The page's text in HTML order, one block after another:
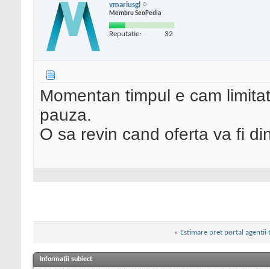
vmariusgl
Membru SeoPedia
Reputatie: 32
Momentan timpul e cam
pauza.
O sa revin cand oferta va fi
« Estimare pret portal agentii
Informații subiect